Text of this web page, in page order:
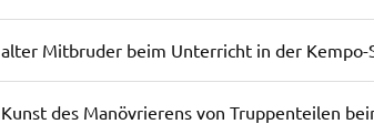
alter Mitbruder beim Unterricht in der Kempo-
Kunst des Manövrierens von Truppenteilen